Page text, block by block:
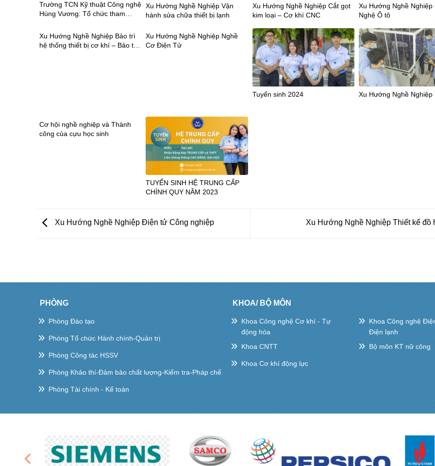
Trường TCN Kỹ thuật Công nghệ
Hùng Vương: Tổ chức tham
sinh khối 9 trường THCS Tùng
Thiện Vương
Xu Hướng Nghề Nghiệp Vận
hành sửa chữa thiết bị lạnh
Xu Hướng Nghề Nghiệp Cắt gọt
kim loại – Cơ khí CNC
Xu Hướng Nghề Nghiệp
Nghệ Ô tô
Xu Hướng Nghề Nghiệp Bảo trì
hệ thống thiết bị cơ khí – Bảo trì
Xu Hướng Nghề Nghiệp Nghề
Cơ Điện Tử
Tuyển sinh 2024 Xu Hướng Nghề Nghiệp
Cơ hội nghề nghiệp và Thành
công của cựu học sinh
TUYỂN SINH HỆ TRUNG CẤP
CHÍNH QUY NĂM 2023
Xu Hướng Nghề Nghiệp Điện tử Công nghiệp Xu Hướng Nghề Nghiệp Thiết kế đồ
PHÒNG
Phòng Đào tạo
Phòng Tổ chức Hành chính-Quản trị
Phòng Công tác HSSV
Phòng Khảo thí-Đảm bảo chất lượng-Kiểm tra-Pháp chế
Phòng Tài chính - Kế toán
KHOA/ BỘ MÔN
Khoa Công nghệ Cơ khí - Tự
động hóa
Khoa CNTT
Khoa Cơ khí động lực
Khoa Công nghệ
Điện lạnh
Bộ môn KT nữ công